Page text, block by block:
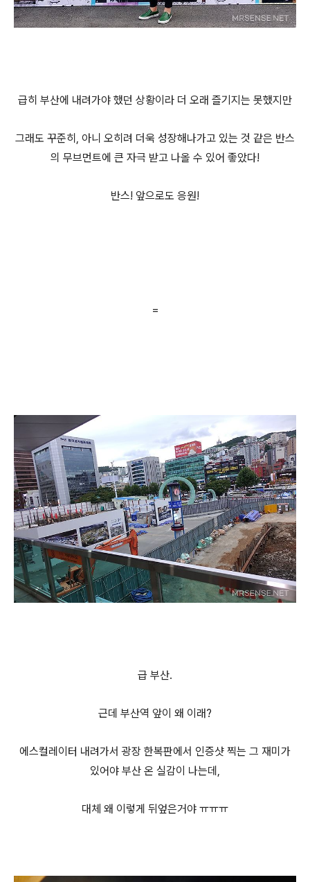
급히 부산에 내려가야 했던 상황이라 더 오래 즐기지는 못했지만
그래도 꾸준히, 아니 오히려 더욱 성장해나가고 있는 것 같은 반스
의 무브먼트에 큰 자극 받고 나올 수 있어 좋았다!
반스! 앞으로도 응원!
=
급 부산.
근데 부산역 앞이 왜 이래?
에스컬레이터 내려가서 광장 한복판에서 인증샷 찍는 그 재미가
있어야 부산 온 실감이 나는데,
대체 왜 이렇게 뒤엎은거야 ㅠㅠㅠ